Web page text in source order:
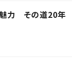
魅力 その道20年